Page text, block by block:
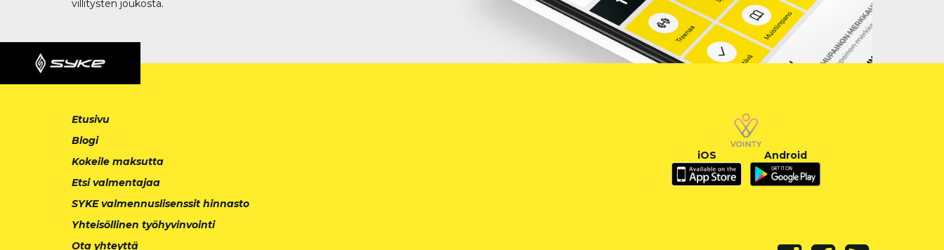
villitysten joukosta.
Etusivu
Blogi
Kokeile maksutta
Etsi valmentajaa
SYKE valmennuslisenssit hinnasto
Yhteisöllinen työhyvinvointi
Ota yhteyttä
iOS Android